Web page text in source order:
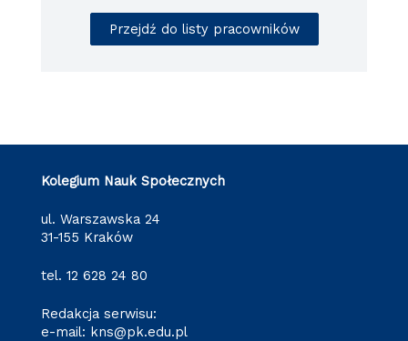
Przejdź do listy pracowników
Kolegium Nauk Społecznych
ul. Warszawska 24
31-155 Kraków
tel. 12 628 24 80
Redakcja serwisu:
e-mail: kns@pk.edu.pl